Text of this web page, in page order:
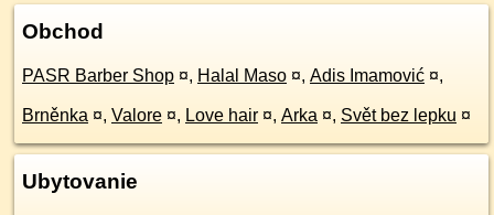
Obchod
PASR Barber Shop ¤, Halal Maso ¤, Adis Imamović ¤,
Brněnka ¤, Valore ¤, Love hair ¤, Arka ¤, Svět bez lepku ¤
Ubytovanie